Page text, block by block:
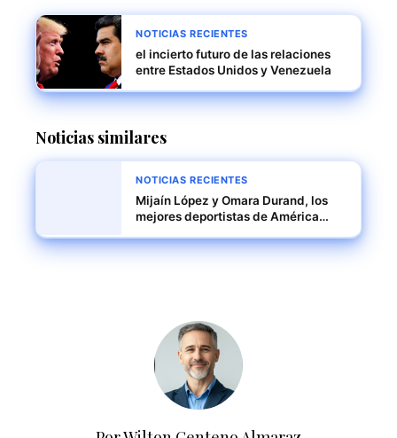
NOTICIAS RECIENTES
el incierto futuro de las relaciones
entre Estados Unidos y Venezuela
Noticias similares
NOTICIAS RECIENTES
Mijaín López y Omara Durand, los
mejores deportistas de América